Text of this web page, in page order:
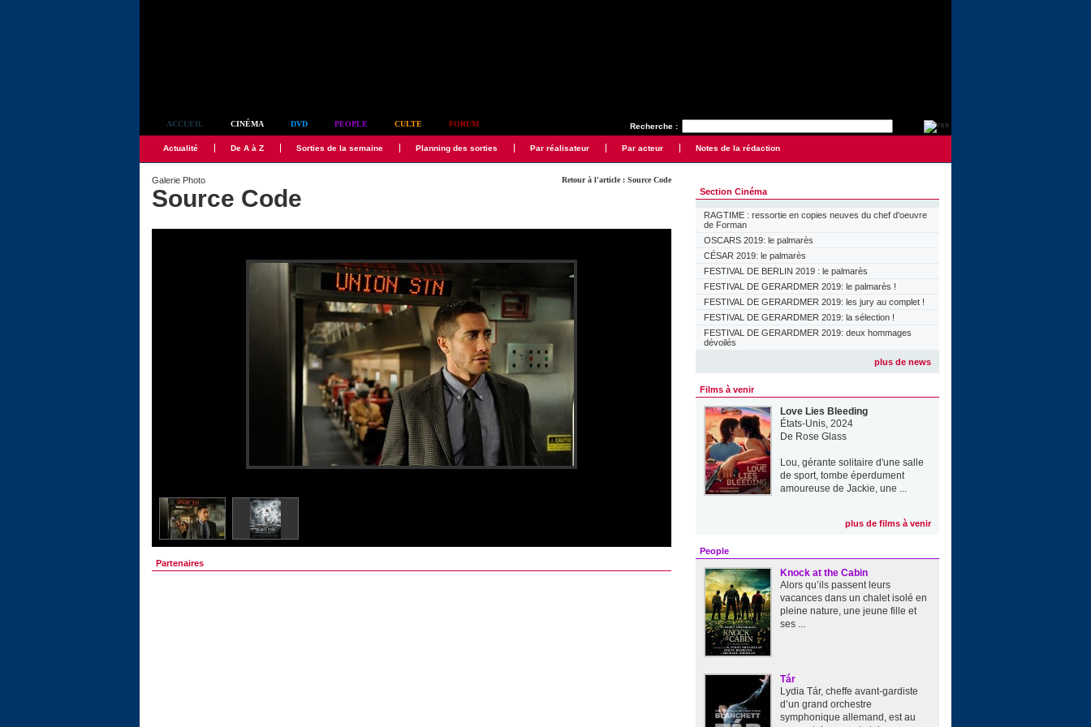
Recherche :
ACCUEIL CINÉMA DVD PEOPLE CULTE FORUM
Actualité De A à Z Sorties de la semaine Planning des sorties Par réalisateur Par acteur Notes de la rédaction
Retour à l'article : Source Code
Galerie Photo
Source Code
Partenaires
Section Cinéma
RAGTIME : ressortie en copies neuves du chef d'oeuvre
de Forman
OSCARS 2019: le palmarès
CÉSAR 2019: le palmarès
FESTIVAL DE BERLIN 2019 : le palmarès
FESTIVAL DE GERARDMER 2019: le palmarès !
FESTIVAL DE GERARDMER 2019: les jury au complet !
FESTIVAL DE GERARDMER 2019: la sélection !
FESTIVAL DE GERARDMER 2019: deux hommages
dévoilés
plus de news
Films à venir
Love Lies Bleeding
États-Unis, 2024
De Rose Glass
Lou, gérante solitaire d'une salle
de sport, tombe éperdument
amoureuse de Jackie, une ...
plus de films à venir
People
Knock at the Cabin
Alors qu’ils passent leurs
vacances dans un chalet isolé en
pleine nature, une jeune fille et
ses ...
Tár
Lydia Tár, cheffe avant-gardiste
d’un grand orchestre
symphonique allemand, est au